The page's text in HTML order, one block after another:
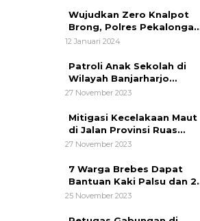
Wujudkan Zero Knalpot
Brong, Polres Pekalongan
Kota Berikan Edukasi
12 Januari 2024
Patroli Anak Sekolah di
Wilayah Banjarharjo
Brebes
27 November 2023
Mitigasi Kecelakaan Maut
di Jalan Provinsi Ruas
Banjarharjo-Salem
27 November 2023
7 Warga Brebes Dapat
Bantuan Kaki Palsu dan 2
Operasi Bibir Sumbing
25 November 2023